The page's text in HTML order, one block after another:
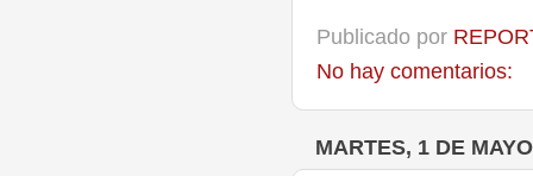
Publicado por
No hay comentarios:
MARTES, 1 DE